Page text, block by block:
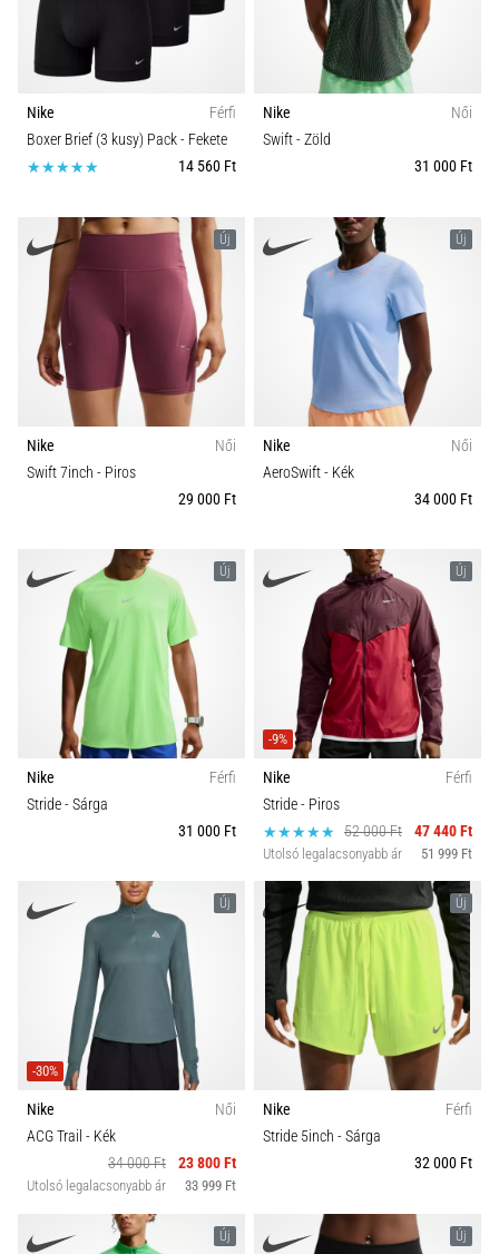
Nike
Férfi
Boxer Brief (3 kusy) Pack- Fekete
14 560 Ft
Nike
Női
Swift- Zöld
31 000 Ft
Új
Nike
Női
Swift 7inch - Piros
29 000 Ft
Új
Nike
Női
AeroSwift- Kék
34 000 Ft
Új
Nike
Férfi
Stride- Sárga
31 000 Ft
Új
-9%
Nike
Férfi
Stride- Piros
52 000 Ft
47 440 Ft
Utolsó legalacsonyabb ár 51 999 Ft
Új
-30%
Nike
Női
ACG Trail - Kék
34 000 Ft
23 800 Ft
Utolsó legalacsonyabb ár 33 999 Ft
Új
Nike
Férfi
Stride 5inch - Sárga
32 000 Ft
Új Új